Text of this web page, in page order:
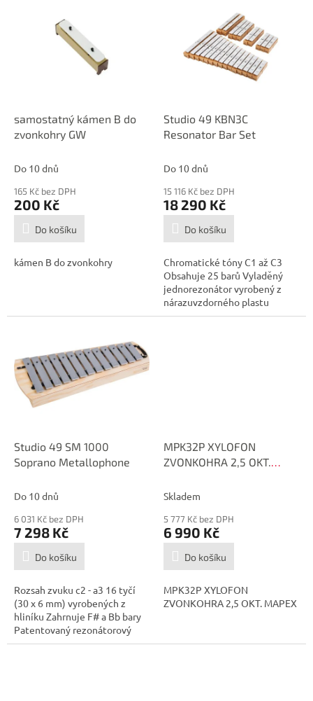
samostatný kámen B do
zvonkohry GW
Do 10 dnů
165 Kč bez DPH
200 Kč
Do košíku
kámen B do zvonkohry
Studio 49 KBN3C
Resonator Bar Set
Do 10 dnů
15 116 Kč bez DPH
18 290 Kč
Do košíku
Chromatické tóny C1 až C3
Obsahuje 25 barů Vyladěný
jednorezonátor vyrobený z
nárazuvzdorného plastu
Hliníkové...
Studio 49 SM 1000
Soprano Metallophone
Do 10 dnů
6 031 Kč bez DPH
7 298 Kč
Do košíku
Rozsah zvuku c2 - a3 16 tyčí
(30 x 6 mm) vyrobených z
hliníku Zahrnuje F# a Bb bary
Patentovaný rezonátorový
box...
MPK32P XYLOFON
ZVONKOHRA 2,5 OKT.
Skladem
5 777 Kč bez DPH
6 990 Kč
Do košíku
MPK32P XYLOFON
ZVONKOHRA 2,5 OKT. MAPEX